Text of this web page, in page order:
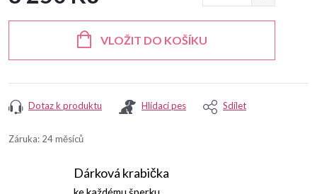
VLOŽIT DO KOŠÍKU
Dotaz k produktu Hlídací pes Sdílet
Záruka: 24 měsíců
Dárková krabička